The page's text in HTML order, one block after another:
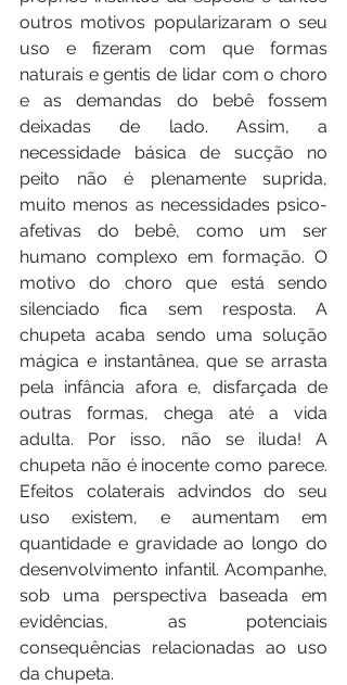
outros motivos popularizaram o seu
uso e fizeram com que formas
naturais e gentis de lidar com o choro
e as demandas do bebê fossem
deixadas de lado. Assim, a
necessidade básica de sucção no
peito não é plenamente suprida,
muito menos as necessidades psico-
afetivas do bebê, como um ser
humano complexo em formação. O
motivo do choro que está sendo
silenciado fica sem resposta. A
chupeta acaba sendo uma solução
mágica e instantânea, que se arrasta
pela infância afora e, disfarçada de
outras formas, chega até a vida
adulta. Por isso, não se iluda! A
chupeta não é inocente como parece.
Efeitos colaterais advindos do seu
uso existem, e aumentam em
quantidade e gravidade ao longo do
desenvolvimento infantil. Acompanhe,
sob uma perspectiva baseada em
evidências, as potenciais
consequências relacionadas ao uso
da chupeta.